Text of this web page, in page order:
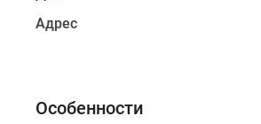
Адрес
Особенности